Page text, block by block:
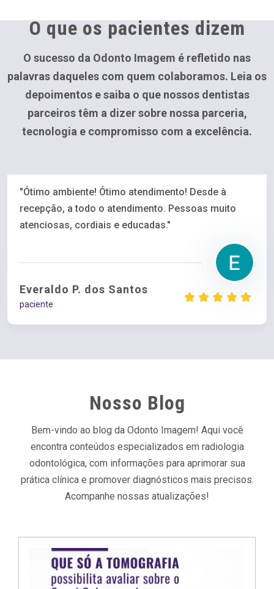
O que os pacientes dizem
O sucesso da Odonto Imagem é refletido nas
palavras daqueles com quem colaboramos. Leia os
depoimentos e saiba o que nossos dentistas
parceiros têm a dizer sobre nossa parceria,
tecnologia e compromisso com a excelência.
"Ótimo ambiente! Ótimo atendimento! Desde à
recepção, a todo o atendimento. Pessoas muito
atenciosas, cordiais e educadas."
Everaldo P. dos Santos
paciente
Nosso Blog
Bem-vindo ao blog da Odonto Imagem! Aqui você
encontra conteúdos especializados em radiologia
odontológica, com informações para aprimorar sua
prática clínica e promover diagnósticos mais precisos.
Acompanhe nossas atualizações!